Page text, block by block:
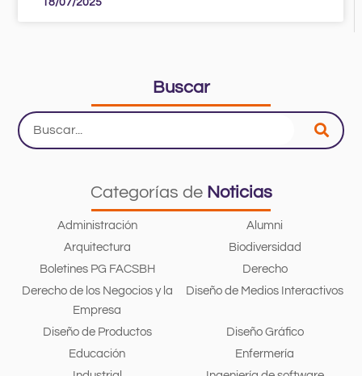
Buscar
Search
...
Categorías de Noticias
Administración
Alumni
Arquitectura
Biodiversidad
Boletines PG FACSBH
Derecho
Derecho de los Negocios y la
Empresa
Diseño de Medios Interactivos
Diseño de Productos
Diseño Gráfico
Educación
Enfermería